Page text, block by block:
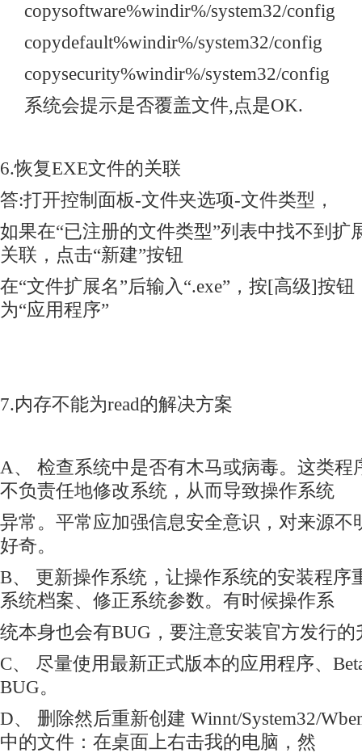
copysoftware%windir%/system32/config
copydefault%windir%/system32/config
copysecurity%windir%/system32/config
系统会提示是否覆盖文件,点是OK.
6.恢复EXE文件的关联
答:打开控制面板-文件夹选项-文件类型，
如果在“已注册的文件类型”列表中找不到扩
关联，点击“新建”按钮
在“文件扩展名”后输入“.exe”，按[高级]按
为“应用程序”
7.内存不能为read的解决方案
A、 检查系统中是否有木马或病毒。这类程
不负责任地修改系统，从而导致操作系统
异常。平常应加强信息安全意识，对来源不
好奇。
B、 更新操作系统，让操作系统的安装程序
系统档案、修正系统参数。有时候操作系
统本身也会有BUG，要注意安装官方发行的
C、 尽量使用最新正式版本的应用程序、
BUG。
D、 删除然后重新创建 Winnt/System32/
中的文件：在桌面上右击我的电脑，然